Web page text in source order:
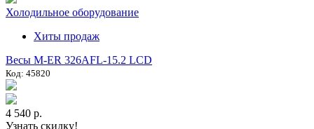
Холодильное оборудование
Хиты продаж
Весы M-ER 326AFL-15.2 LCD
Код: 45820
4 540 р.
Узнать скидку!